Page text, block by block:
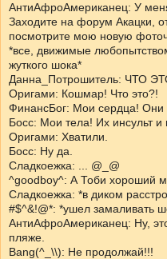
АнтиАфроАмериканец: У меня
Заходите на форум Акацки,
посмотрите мою новую
*все, движимые
жуткого шока*
Данна_Потрошитель: ЧТО
Оригами: Кошмар! Что это?!
ФинансБог: Мои сердца! Они
Босс: Мои тела! Их инсульт и
Оригами: Хватили.
Босс: Ну да.
Сладкоежка: ... @_@
^goodboy^: А Тоби хороший
Сладкоежка: *в диком
#$^&!@*: *ушел замаливать
АнтиАфроАмериканец: Ну,
пляже.
Bang(^_\\): Не продолжай!!!